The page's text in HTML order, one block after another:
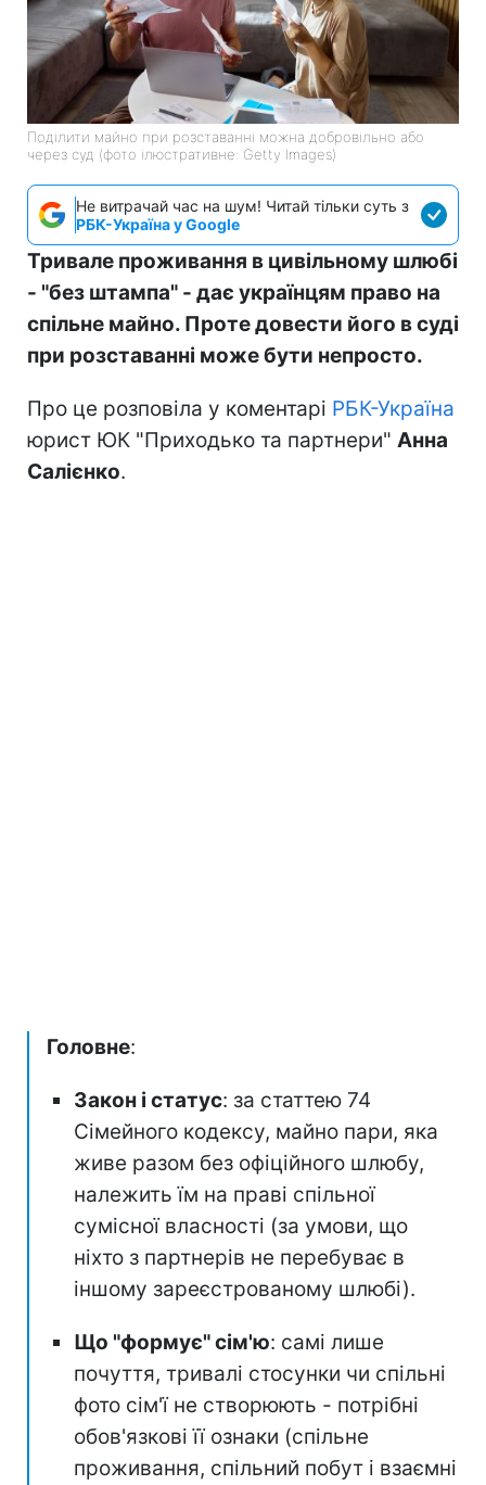
Поділити майно при розставанні можна добровільно або
через суд (фото ілюстративне: Getty Images)
Не витрачай час на шум! Читай тільки суть з
РБК-Україна у Google
Тривале проживання в цивільному шлюбі
- "без штампа" - дає українцям право на
спільне майно. Проте довести його в суді
при розставанні може бути непросто.
Про це розповіла у коментарі РБК-Україна
юрист ЮК "Приходько та партнери" Анна
Салієнко.
Головне:
Закон і статус: за статтею 74
Сімейного кодексу, майно пари, яка
живе разом без офіційного шлюбу,
належить їм на праві спільної
сумісної власності (за умови, що
ніхто з партнерів не перебуває в
іншому зареєстрованому шлюбі).
Що "формує" сім'ю: самі лише
почуття, тривалі стосунки чи спільні
фото сім'ї не створюють - потрібні
обов'язкові її ознаки (спільне
проживання, спільний побут і взаємні